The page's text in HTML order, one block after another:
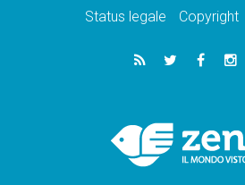
Status legale
Copyright